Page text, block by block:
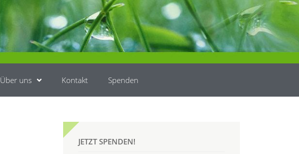
Über uns Kontakt Spenden
JETZT SPENDEN!